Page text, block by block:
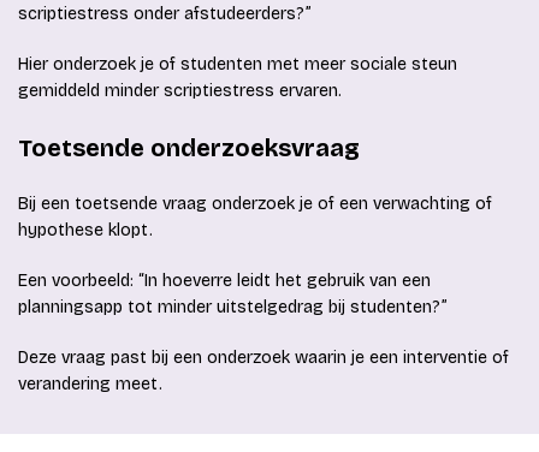
scriptiestress onder afstudeerders?”
Hier onderzoek je of studenten met meer sociale steun
gemiddeld minder scriptiestress ervaren.
Toetsende onderzoeksvraag
Bij een toetsende vraag onderzoek je of een verwachting of
hypothese klopt.
Een voorbeeld: “In hoeverre leidt het gebruik van een
planningsapp tot minder uitstelgedrag bij studenten?”
Deze vraag past bij een onderzoek waarin je een interventie of
verandering meet.